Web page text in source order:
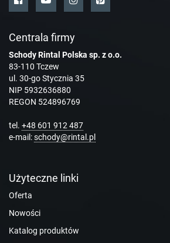
Centrala firmy
Schody Rintal Polska sp. z o.o.
83-110 Tczew
ul. 30-go Stycznia 35
NIP 5932636880
REGON 524896769
tel. +48 601 912 487
e-mail:schody@rintal.pl
Użyteczne linki
Oferta
Nowości
Katalog produktów